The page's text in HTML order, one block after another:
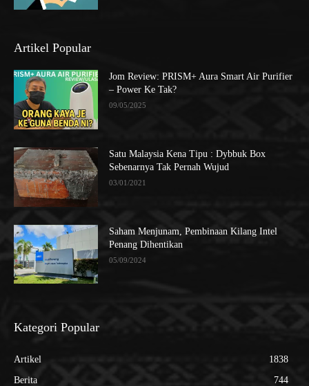
Artikel Popular
Jom Review: PRISM+ Aura Smart Air Purifier
– Power Ke Tak?
09/05/2025
Satu Malaysia Kena Tipu : Dybbuk Box
Sebenarnya Tak Pernah Wujud
03/01/2021
Saham Menjunam, Pembinaan Kilang Intel
Penang Dihentikan
05/09/2024
Kategori Popular
Artikel
1838
Berita
744